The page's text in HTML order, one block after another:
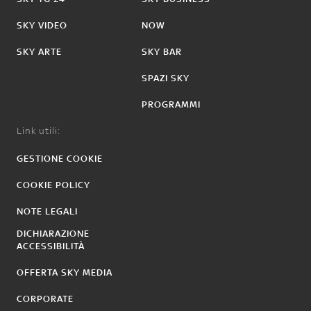
SKY VIDEO
SKY ARTE
NOW
SKY BAR
SPAZI SKY
PROGRAMMI
Link utili:
GESTIONE COOKIE
COOKIE POLICY
NOTE LEGALI
DICHIARAZIONE
ACCESSIBILITÀ
OFFERTA SKY MEDIA
CORPORATE